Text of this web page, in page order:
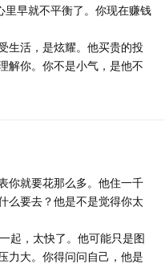
里早就不平衡了。你现在赚钱
生活，是炫耀。他买贵的投
解你。你不是小气，是他不
你就要花那么多。他住一千
么要去？他是不是觉得你太
起，太快了。他可能只是图
力大。你得问问自己，他是